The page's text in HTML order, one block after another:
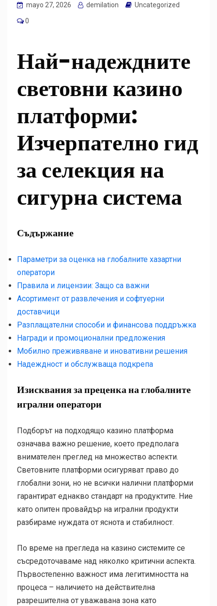
mayo 27, 2026 demilation Uncategorized
0
Най-надеждните
световни казино
платформи:
Изчерпателно гид
за селекция на
сигурна система
Съдържание
Параметри за оценка на глобалните хазартни
оператори
Правила и лицензии: Защо са важни
Асортимент от развлечения и софтуерни
доставчици
Разплащателни способи и финансова поддръжка
Награди и промоционални предложения
Мобилно преживяване и иновативни решения
Надеждност и обслужваща подкрепа
Изисквания за преценка на глобалните
игрални оператори
Подборът на подходящо казино платформа
означава важно решение, което предполага
внимателен преглед на множество аспекти.
Световните платформи осигуряват право до
глобални зони, но не всички налични платформи
гарантират еднакво стандарт на продуктите. Ние
като опитен провайдър на игрални продукти
разбираме нуждата от яснота и стабилност.
По време на прегледа на казино системите се
съсредоточаваме над няколко критични аспекта.
Първостепенно важност има легитимността на
процеса – наличието на действителна
разрешителна от уважавана зона като